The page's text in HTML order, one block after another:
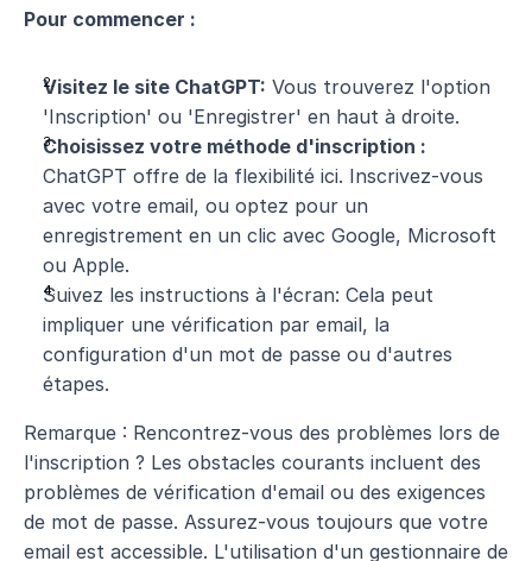
Pour commencer :
Visitez le site ChatGPT: Vous trouverez l'option
'Inscription' ou 'Enregistrer' en haut à droite.
Choisissez votre méthode d'inscription :
ChatGPT offre de la flexibilité ici. Inscrivez-vous
avec votre email, ou optez pour un
enregistrement en un clic avec Google, Microsoft
ou Apple.
Suivez les instructions à l'écran: Cela peut
impliquer une vérification par email, la
configuration d'un mot de passe ou d'autres
étapes.
Remarque : Rencontrez-vous des problèmes lors de
l'inscription ? Les obstacles courants incluent des
problèmes de vérification d'email ou des exigences
de mot de passe. Assurez-vous toujours que votre
email est accessible. L'utilisation d'un gestionnaire de